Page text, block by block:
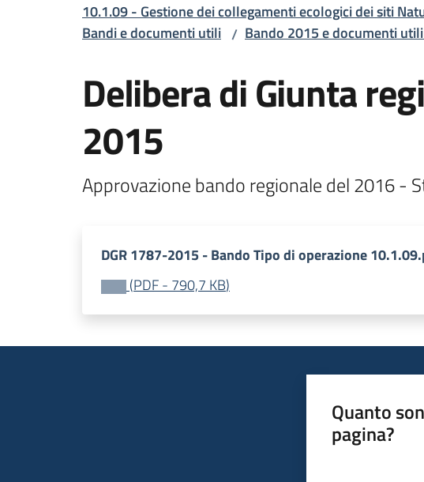
10.1.09 - Gestione dei collegamenti ecologici dei siti
Bandi e documenti utili / Bando 2015 e documenti
Delibera di Giunta
2015
Approvazione bando regionale del 2016 -
DGR 1787-2015 - Bando Tipo di operazione
(PDF- 790,7 KB)
Quanto
pagina?